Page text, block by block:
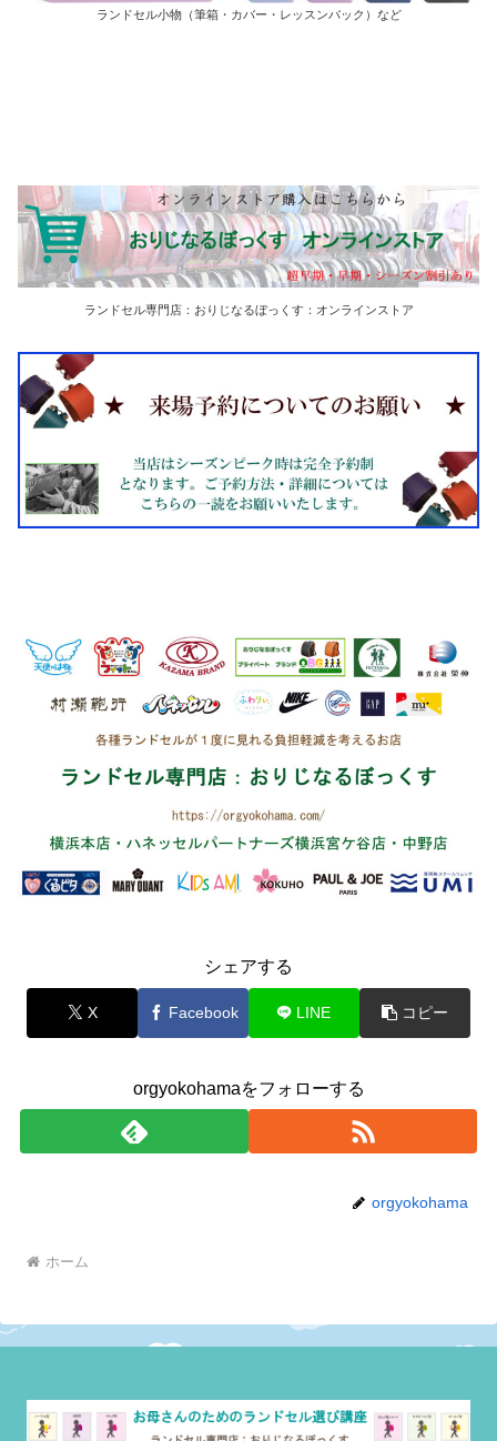
ランドセル小物（筆箱・カバー・レッスンバック）など
ランドセル専門店：おりじなるぼっくす：オンラインストア
シェアする
X Facebook LINE コピー
orgyokohamaをフォローする
orgyokohama
ホーム